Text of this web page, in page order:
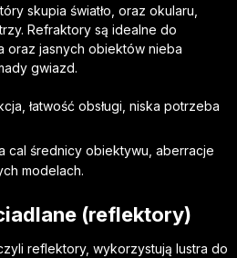
skupia światło, oraz okularu,
Refraktory są idealne do
oraz jasnych obiektów nieba
gwiazd.
łatwość obsługi, niska potrzeba
cal średnicy obiektywu, aberracje
modelach.
(reflektory)
reflektory, wykorzystują lustra do